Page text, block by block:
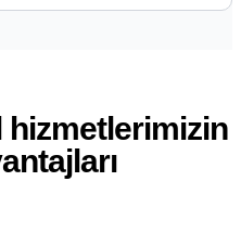
hizmetlerimizin